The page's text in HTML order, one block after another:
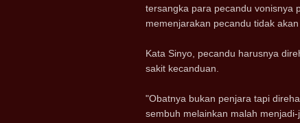
tersangka para pecandu vonisnya
memenjarakan pecandu tidak
Kata Sinyo, pecandu harusnya
sakit kecanduan.
"Obatnya bukan penjara tapi
sembuh melainkan malah